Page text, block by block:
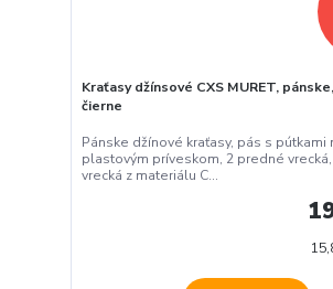
Kraťasy džínsové CXS MURET,
čierne
Pánske džínové kraťasy, pás s pútkami
plastovým príveskom, 2 predné
vrecká z materiálu C...